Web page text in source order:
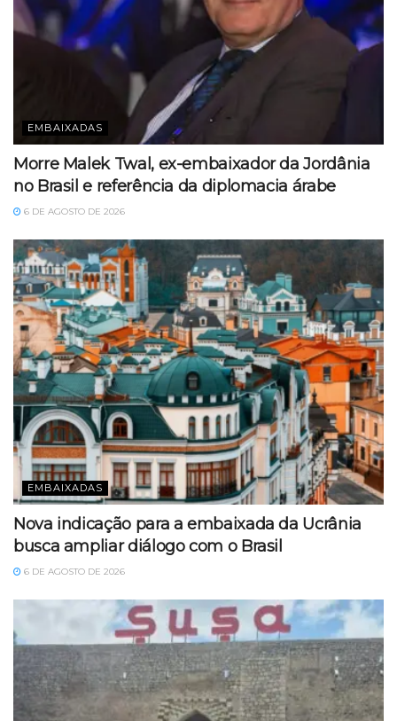
EMBAIXADAS
Morre Malek Twal, ex-embaixador da Jordânia
no Brasil e referência da diplomacia árabe
6 DE AGOSTO DE 2026
EMBAIXADAS
Nova indicação para a embaixada da Ucrânia
busca ampliar diálogo com o Brasil
6 DE AGOSTO DE 2026